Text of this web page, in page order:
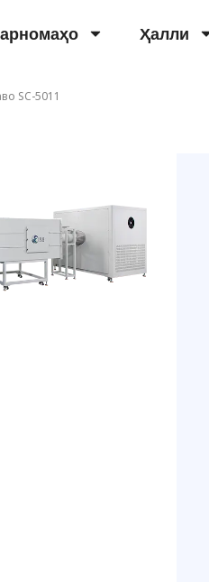
Ҳалли
SC-5011